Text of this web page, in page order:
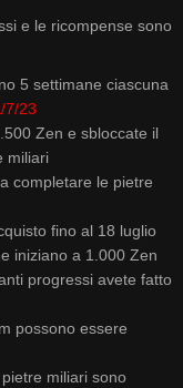
e le ricompense sono
5 settimane ciascuna
7/23
Zen e sbloccate il
miliari
completare le pietre
fino al 18 luglio
iniziano a 1.000 Zen
progressi avete fatto
possono essere
miliari sono